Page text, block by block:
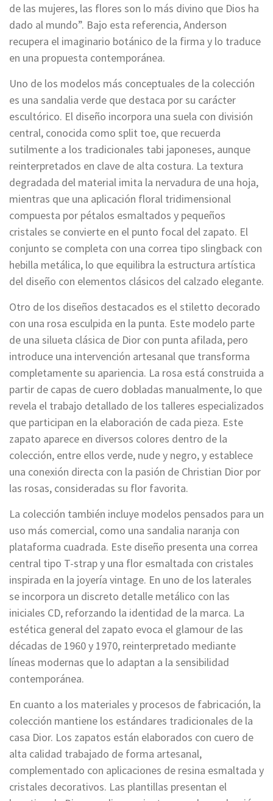
de las mujeres, las flores son lo más divino que Dios ha
dado al mundo”. Bajo esta referencia, Anderson
recupera el imaginario botánico de la firma y lo traduce
en una propuesta contemporánea.
Uno de los modelos más conceptuales de la colección
es una sandalia verde que destaca por su carácter
escultórico. El diseño incorpora una suela con división
central, conocida como split toe, que recuerda
sutilmente a los tradicionales tabi japoneses, aunque
reinterpretados en clave de alta costura. La textura
degradada del material imita la nervadura de una hoja,
mientras que una aplicación floral tridimensional
compuesta por pétalos esmaltados y pequeños
cristales se convierte en el punto focal del zapato. El
conjunto se completa con una correa tipo slingback con
hebilla metálica, lo que equilibra la estructura artística
del diseño con elementos clásicos del calzado elegante.
Otro de los diseños destacados es el stiletto decorado
con una rosa esculpida en la punta. Este modelo parte
de una silueta clásica de Dior con punta afilada, pero
introduce una intervención artesanal que transforma
completamente su apariencia. La rosa está construida a
partir de capas de cuero dobladas manualmente, lo que
revela el trabajo detallado de los talleres especializados
que participan en la elaboración de cada pieza. Este
zapato aparece en diversos colores dentro de la
colección, entre ellos verde, nude y negro, y establece
una conexión directa con la pasión de Christian Dior por
las rosas, consideradas su flor favorita.
La colección también incluye modelos pensados para un
uso más comercial, como una sandalia naranja con
plataforma cuadrada. Este diseño presenta una correa
central tipo T-strap y una flor esmaltada con cristales
inspirada en la joyería vintage. En uno de los laterales
se incorpora un discreto detalle metálico con las
iniciales CD, reforzando la identidad de la marca. La
estética general del zapato evoca el glamour de las
décadas de 1960 y 1970, reinterpretado mediante
líneas modernas que lo adaptan a la sensibilidad
contemporánea.
En cuanto a los materiales y procesos de fabricación, la
colección mantiene los estándares tradicionales de la
casa Dior. Los zapatos están elaborados con cuero de
alta calidad trabajado de forma artesanal,
complementado con aplicaciones de resina esmaltada y
cristales decorativos. Las plantillas presentan el